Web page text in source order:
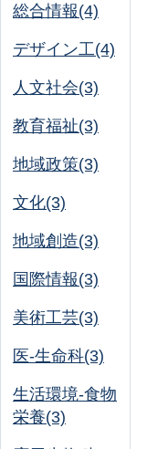
総合情報(4)
デザイン工(4)
人文社会(3)
教育福祉(3)
地域政策(3)
文化(3)
地域創造(3)
国際情報(3)
美術工芸(3)
医-生命科(3)
生活環境-食物
栄養(3)